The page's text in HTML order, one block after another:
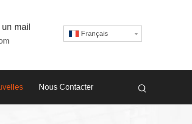
mail
Français
Nous Contacter